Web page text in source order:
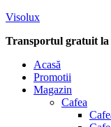
Visolux
Transportul gratuit la
Menu
Acasă
Promotii
Magazin
Cafea